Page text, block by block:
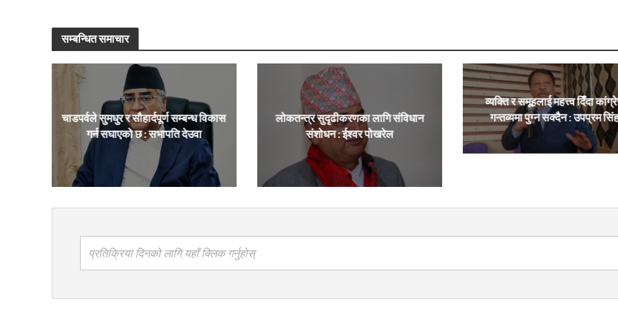
सम्बन्धित समाचार
चाडपर्वले सुमधुर र सौहार्दपूर्ण सम्बन्ध विकास
गर्न सघाएको छ : सभापति देउवा
लोकतन्त्र सुदृढीकरणका लागि संविधान
संशोधन : ईश्वर पोखरेल
व्यक्ति र समूहलाई महत्त्व दिँदा
गन्तव्यमा पुग्न सक्दैन : उपप्रम
प्रतिक्रिया दिनको लागि यहाँ क्लिक गर्नुहोस्